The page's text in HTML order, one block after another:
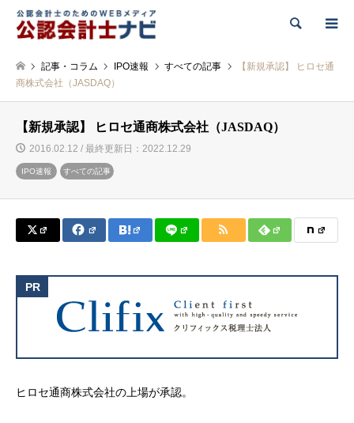
検索
記事・コラム IPO速報 すべての記事
【新規承認】 ヒロセ通
商株式会社（JASDAQ）
【新規承認】 ヒロセ通商株式会社（JASDAQ）
2016.02.12 / 最終更新日：2022.12.29
IPO速報 すべての記事
ヒロセ通商株式会社の上場が承認。